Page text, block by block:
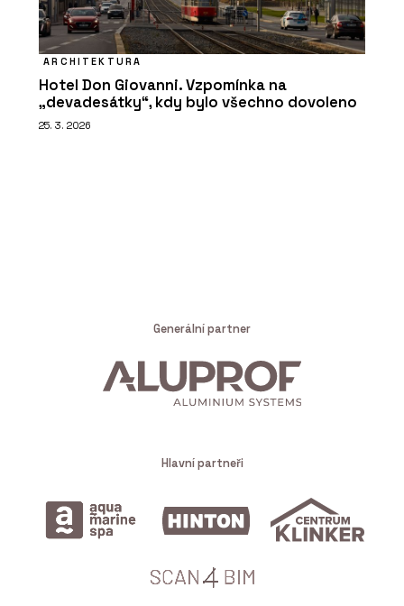
ARCHITEKTURA
Hotel Don Giovanni. Vzpomínka na
„devadesátky“, kdy bylo všechno dovoleno
25. 3. 2026
Generální partner
Hlavní partneři